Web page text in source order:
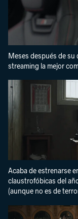
Meses después de
streaming la mejor
Acaba de estrenarse
claustrofóbicas del
(aunque no es de